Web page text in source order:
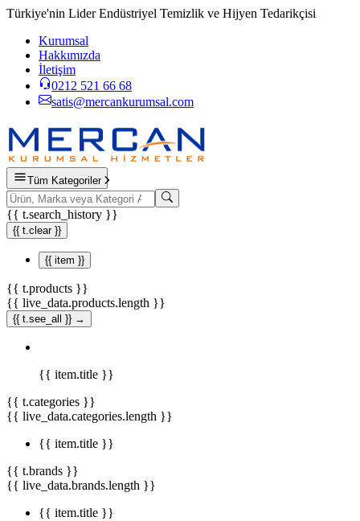
Türkiye'nin Lider Endüstriyel Temizlik ve Hijyen Tedarikçisi
Kurumsal
Hakkımızda
İletişim
0212 521 66 68
satis@mercankurumsal.com
Tüm Kategoriler
{{ t.search_history }}
{{ t.clear }}
{{ item }}
{{ t.products }}
{{ live_data.products.length }}
{{ t.see_all }} →
{{ item.title }}
{{ t.categories }}
{{ live_data.categories.length }}
{{ item.title }}
{{ t.brands }}
{{ live_data.brands.length }}
{{ item.title }}